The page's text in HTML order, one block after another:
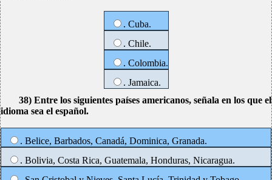
. Cuba.
. Chile.
. Colombia.
. Jamaica.
38) Entre los siguientes países americanos, señala en los que el
idioma sea el español.
. Belice, Barbados, Canadá, Dominica, Granada.
. Bolivia, Costa Rica, Guatemala, Honduras, Nicaragua.